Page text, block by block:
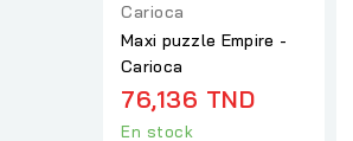
Carioca
Maxi puzzle Empire -
Carioca
76,136 TND
En stock